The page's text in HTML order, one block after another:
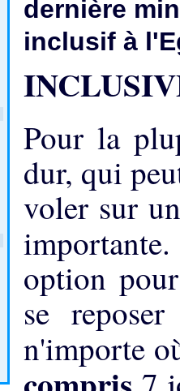
Pour la
dur, qui
voler sur
option
se
n'importe